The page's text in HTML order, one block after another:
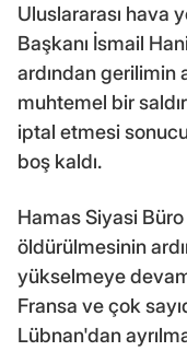
Uluslararası hava
Başkanı İsmail
ardından gerilimin
muhtemel bir
iptal etmesi
boş kaldı.
Hamas Siyasi
öldürülmesinin
yükselmeye
Fransa ve çok
Lübnan'dan